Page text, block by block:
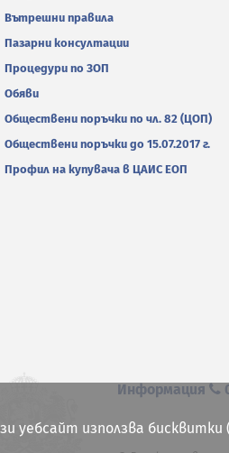
Вътрешни правила
Пазарни консултации
Процедури по ЗОП
Обяви
Обществени поръчки по чл. 82 (ЦОП)
Обществени поръчки до 15.07.2017 г.
Профил на купувача в ЦАИС ЕОП
Информация
уебсайт използва